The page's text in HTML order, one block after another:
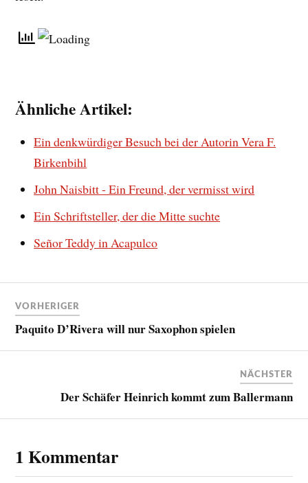
Ähnliche Artikel:
Ein denkwürdiger Besuch bei der Autorin Vera F.
Birkenbihl
John Naisbitt - Ein Freund, der vermisst wird
Ein Schriftsteller, der die Mitte suchte
Señor Teddy in Acapulco
VORHERIGER
Paquito D’Rivera will nur Saxophon spielen
NÄCHSTER
Der Schäfer Heinrich kommt zum Ballermann
1 Kommentar